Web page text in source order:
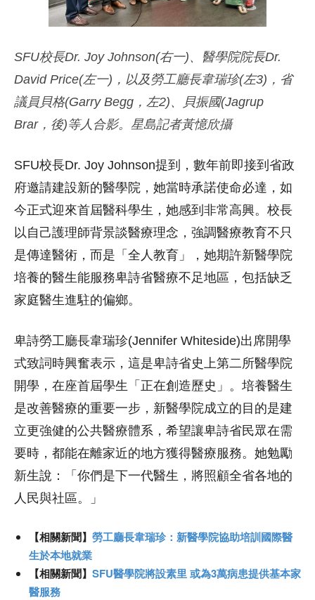
SFU校長Dr. Joy Johnson(右一)、醫學院院長Dr.
David Price(左一)，以及勞工廳長韋瑞珍(左3)，省
議員貝格(Garry Begg，左2)、貝振國(Jagrup
Brar，後)等人合影。星島記者黃憶欣攝
SFU校長Dr. Joy Johnson提到，數年前即接到省政
府邀請建設新的醫學院，她當時承諾使命必達，如
今正式迎來首屆醫科學生，她感到非常高興。校長
以自己護理師背景談醫療理念，強調醫療教育不只
是傳達醫術，而是「全人教育」，她期許新醫學院
培養的醫生能服務卑詩省醫療不足地區，包括缺乏
家庭醫生進駐的偏鄉。
卑詩勞工廳長韋瑞珍(Jennifer Whiteside)出席開學
式致詞時興奮表示，這是卑詩省史上第二所醫學院
開學，在座首屆學生「正在創造歷史」。培養醫生
是改善醫療的重要一步，新醫學院成立的目的是建
立更強健的公共醫療體系，希望讓卑詩省民眾在需
要時，都能在離家近的地方獲得醫療服務。她勉勵
新生說：「你們是下一代醫生，將照顧全省各地的
人民與社區。」
【相關新聞】 勞工廳長韋瑞珍：新醫學院協助培訓國際醫
生於本地就業
【相關新聞】 SFU醫學院將設素里 或為3萬病患提供基本家
醫服務